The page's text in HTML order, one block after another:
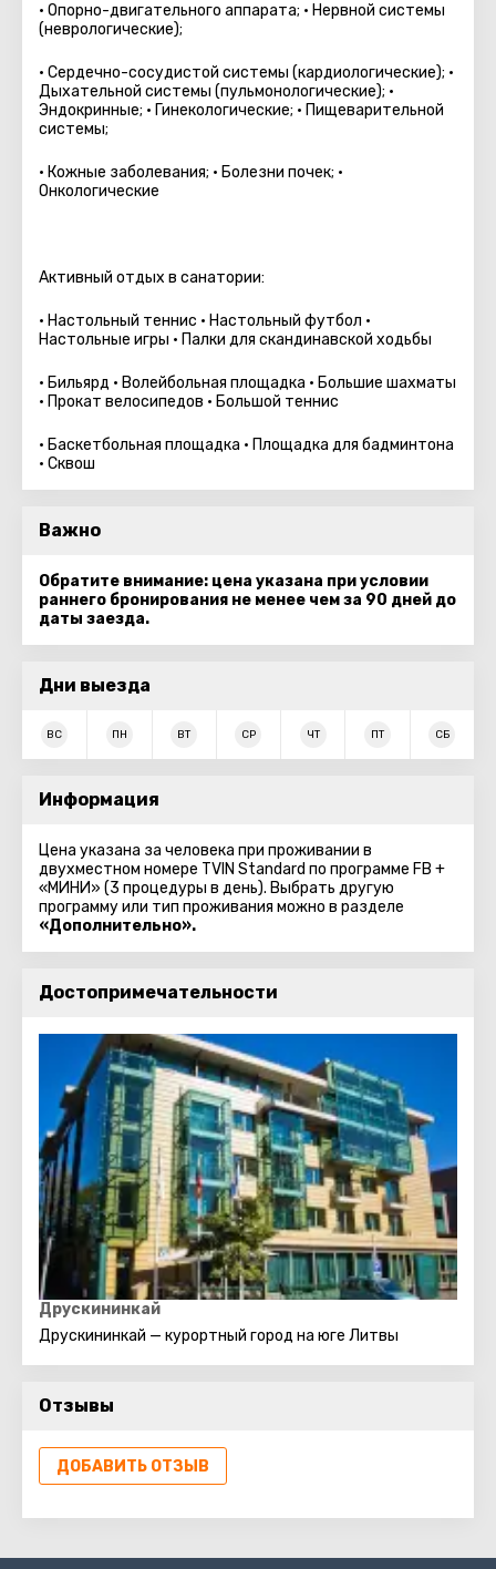
• Опорно-двигательного аппарата; • Нервной системы
(неврологические);
• Сердечно-сосудистой системы (кардиологические); •
Дыхательной системы (пульмонологические); •
Эндокринные; • Гинекологические; • Пищеварительной
системы;
• Кожные заболевания; • Болезни почек; •
Онкологические
Активный отдых в санатории:
• Настольный теннис • Настольный футбол •
Настольные игры • Палки для скандинавской ходьбы
• Бильярд • Волейбольная площадка • Большие шахматы
• Прокат велосипедов • Большой теннис
• Баскетбольная площадка • Площадка для бадминтона
• Сквош
Важно
Обратите внимание: цена указана при условии
раннего бронирования не менее чем за 90 дней до
даты заезда.
Дни выезда
ВС ПН ВТ СР ЧТ ПТ СБ
Информация
Цена указана за человека при проживании в
двухместном номере TVIN Standard по программе FB +
«МИНИ» (3 процедуры в день). Выбрать другую
программу или тип проживания можно в разделе
«Дополнительно».
Достопримечательности
Друскининкай
Друскининкай — курортный город на юге Литвы
Отзывы
ДОБАВИТЬ ОТЗЫВ